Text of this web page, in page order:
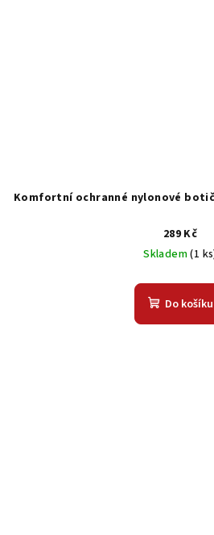
Komfortní ochranné nylonové
289 Kč
Skladem(1
Do košíku